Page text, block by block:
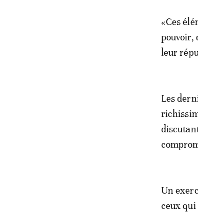
«Ces
pouvoir,
leur
Les
Un
ceux qui